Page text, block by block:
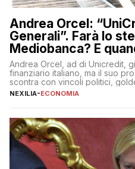
Andrea Orcel:
Generali”. Farà lo
Mediobanca? E
Andrea Orcel, ad di Unicredit,
finanziario italiano, ma il suo
scontra con vincoli politici,
protezionistiche. Orcel e la
NEXILIA-ECONOMIA